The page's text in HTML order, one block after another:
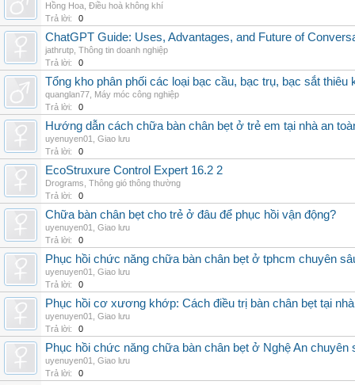
Hồng Hoa Điều hoà không khí
Trả lời:
0
ChatGPT Guide: Uses, Advantages, and Future of
jathrutp Thông tin doanh nghiệp
Trả lời:
0
Tổng kho phân phối các loại bạc cầu, bạc trụ, bạc sắt thiêu
quanglan77 Máy móc công nghiệp
Trả lời:
0
Hướng dẫn cách chữa bàn chân bẹt ở trẻ em tại nhà an
uyenuyen01
Giao lưu
Trả lời:
0
EcoStruxure Control Expert 16.2 2
Drograms Thông gió thông thường
Trả lời:
0
Chữa bàn chân bẹt cho trẻ ở đâu để phục hồi vận động?
uyenuyen01
Giao lưu
Trả lời:
0
Phục hồi chức năng chữa bàn chân bẹt ở tphcm chuyên
uyenuyen01
Giao lưu
Trả lời:
0
Phục hồi cơ xương khớp: Cách điều trị bàn chân bẹt tại
uyenuyen01
Giao lưu
Trả lời:
0
Phục hồi chức năng chữa bàn chân bẹt ở Nghệ An chuyên
uyenuyen01
Giao lưu
Trả lời:
0